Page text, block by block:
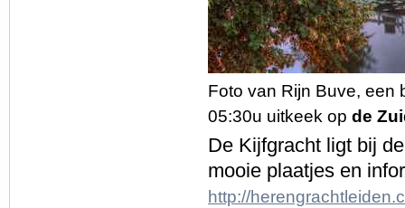
Foto van Rijn Buve, een
05:30u uitkeek op de
De Kijfgracht ligt bij
mooie plaatjes en
http://